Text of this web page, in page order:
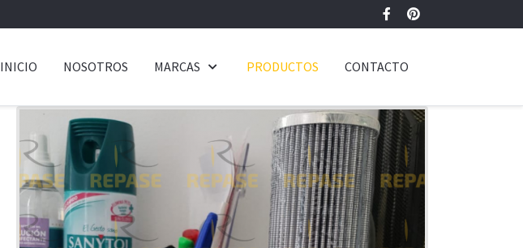
INICIO NOSOTROS MARCAS PRODUCTOS CONTACTO